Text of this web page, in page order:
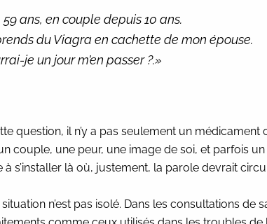
59 ans, en couple depuis 10 ans.
du Viagra en cachette de monépouse.
je un jour m’en passer ?.»
question, il n’y a pas seulement un médicament
couple, une peur, une image de soi, et parfois
s’installer là où, justement, la parole devrait
n’est pas isolé. Dans les consultations de